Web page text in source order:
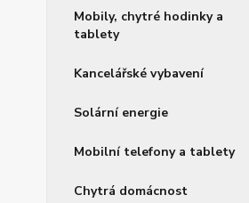
Mobily, chytré hodinky a
tablety
Kancelářské vybavení
Solární energie
Mobilní telefony a tablety
Chytrá domácnost